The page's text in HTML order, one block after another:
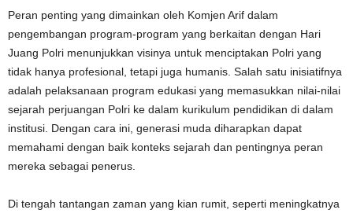
Peran penting yang dimainkan oleh Komjen Arif dalam
pengembangan program-program yang berkaitan dengan Hari
Juang Polri menunjukkan visinya untuk menciptakan Polri yang
tidak hanya profesional, tetapi juga humanis. Salah satu inisiatifnya
adalah pelaksanaan program edukasi yang memasukkan nilai-nilai
sejarah perjuangan Polri ke dalam kurikulum pendidikan di dalam
institusi. Dengan cara ini, generasi muda diharapkan dapat
memahami dengan baik konteks sejarah dan pentingnya peran
mereka sebagai penerus.
Di tengah tantangan zaman yang kian rumit, seperti meningkatnya